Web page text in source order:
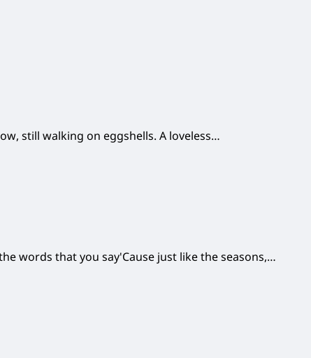
still walking on eggshells. A loveless…
words that you say'Cause just like the seasons,…